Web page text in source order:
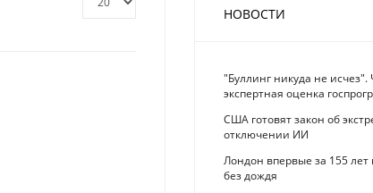
НОВОСТИ
"Буллинг никуда не исчез".
экспертная оценка
США готовят закон об
отключении ИИ
Лондон впервые за 155
без дождя